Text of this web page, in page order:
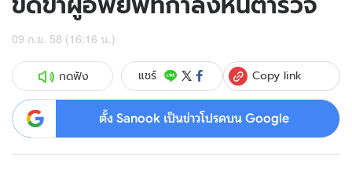
09 ก.ย. 58 (16:16 น.)
กดฟัง แชร์ Copy link
ตั้ง Sanook เป็นข่าวโปรดบน Google